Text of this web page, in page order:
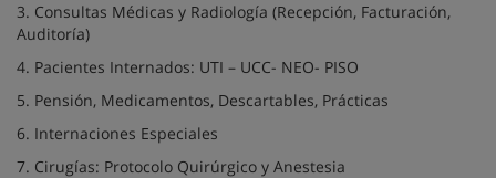
3. Consultas Médicas y Radiología (Recepción, Facturación,
Auditoría)
4. Pacientes Internados: UTI – UCC- NEO- PISO
5. Pensión, Medicamentos, Descartables, Prácticas
6. Internaciones Especiales
7. Cirugías: Protocolo Quirúrgico y Anestesia